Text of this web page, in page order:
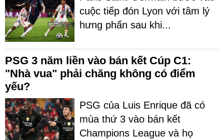
cuộc tiếp đón Lyon với tâm lý
hưng phấn sau khi...
PSG 3 năm liền vào bán kết Cúp C1:
"Nhà vua" phải chăng không có điểm
yếu?
PSG của Luis Enrique đã có
mùa thứ 3 vào bán kết
Champions League và họ